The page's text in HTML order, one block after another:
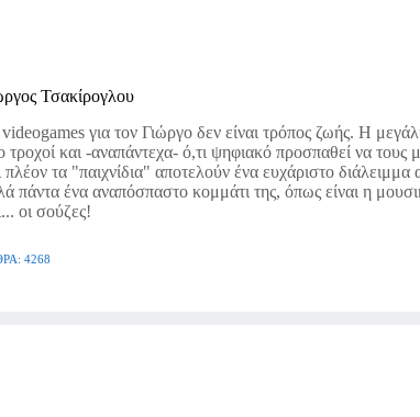
Τσακίρογλου
για τον Γιώργο δεν είναι τρόπος ζωής. Η
τροχοί και -αναπάντεχα- ό,τι ψηφιακό προσπαθεί να τους
πλέον τα "παιχνίδια" αποτελούν ένα ευχάριστο διάλειμμα
πάντα ένα αναπόσπαστο κομμάτι της, όπως είναι η
οι σούζες!
4268